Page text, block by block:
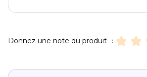
Donnez une note du produit ：